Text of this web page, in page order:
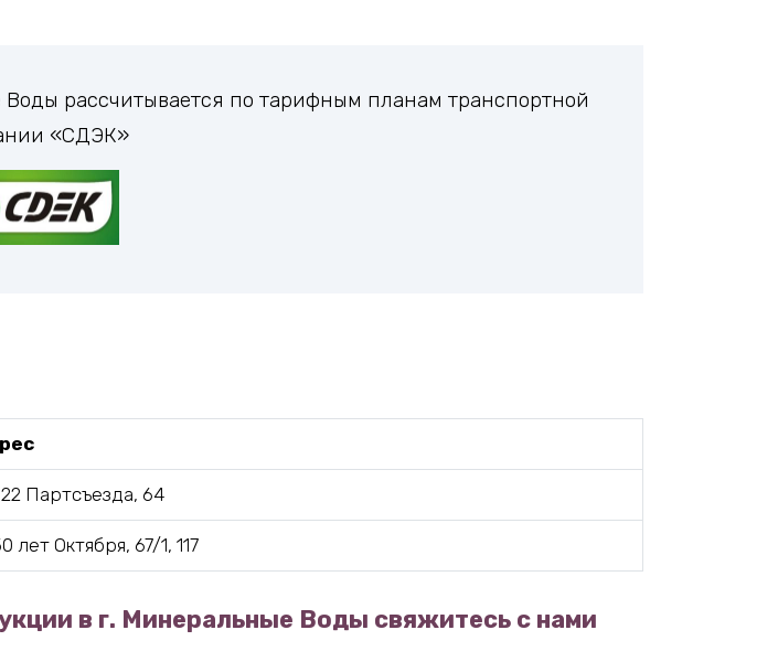
рассчитывается по тарифным планам транспортной
«СДЭК»
Партсъезда, 64
лет Октября, 67/1, 117
в г. Минеральные Воды свяжитесь с нами